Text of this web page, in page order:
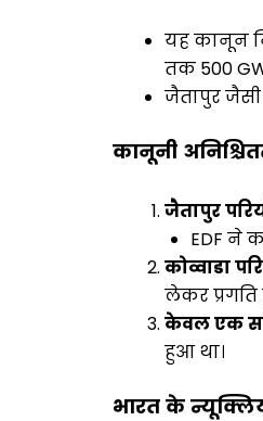
यह कानून
तक 500
जैतापुर जैसी
कानूनी
जैतापुर
EDF ने
कोव्वाडा
लेकर प्रगति
केवलएक
हुआ था।
भारत के